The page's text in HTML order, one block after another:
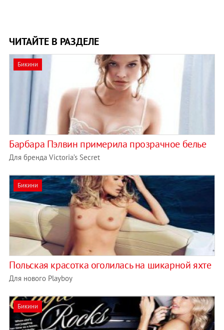
ЧИТАЙТЕ В РАЗДЕЛЕ
Бикини
Барбара Пэлвин примерила прозрачное белье
Для бренда Victoria’s Secret
Бикини
Польская красотка оголилась на шикарной яхте
Для нового Playboy
Бикини